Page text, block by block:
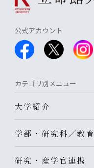
公式アカウント
カテゴリ別メニュー
大学紹介
学部・研究科／教育
研究・産学官連携